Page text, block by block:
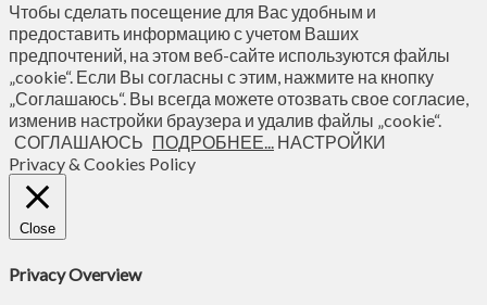
Чтобы сделать посещение для Вас удобным и
предоставить информацию с учетом Ваших
предпочтений, на этом веб-сайте используются файлы
„cookie“. Если Вы согласны с этим, нажмите на кнопку
„Соглашаюсь“. Вы всегда можете отозвать свое согласие,
изменив настройки браузера и удалив файлы „cookie“.
СОГЛАШАЮСЬ ПОДРОБНЕЕ... НАСТРОЙКИ
Privacy & Cookies Policy
Close
Privacy Overview